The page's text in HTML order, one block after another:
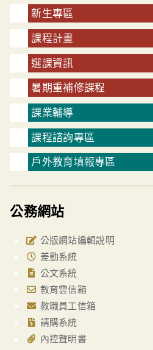
新生專區
課程計畫
選課資訊
暑期重補修課程
課業輔導
課程諮詢專區
戶外教育填報專區
公務網站
公版網站編輯說明
差勤系統
公文系統
教育雲信箱
教職員工信箱
請購系統
內控聲明書